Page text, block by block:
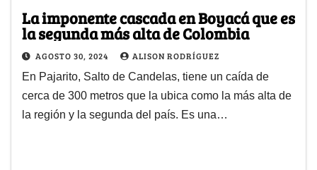
La imponente cascada en Boyacá que es
la segunda más alta de Colombia
AGOSTO 30, 2024 ALISON RODRÍGUEZ
En Pajarito, Salto de Candelas, tiene un caída de
cerca de 300 metros que la ubica como la más alta de
la región y la segunda del país. Es una…